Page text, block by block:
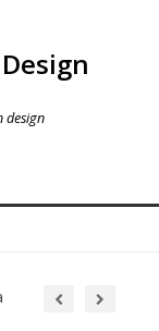
design